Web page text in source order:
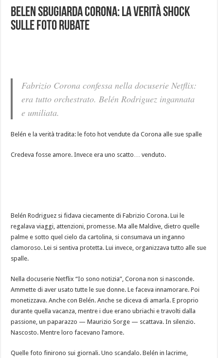
Belen sbugiarda Corona: la verità shock
sulle foto rubate
Fabrizio Corona confessa nella docuserie Netflix:
era tutto orchestrato. Belén Rodriguez ingannata
e umiliata.
Belén e la verità tradita: le foto hot vendute da Corona alle sue spalle
Credeva fosse amore. Invece era uno scatto… venduto.
Belén Rodriguez si fidava ciecamente di Fabrizio Corona. Lui le
regalava viaggi, attenzioni, promesse. Ma alle Maldive, dietro quelle
palme e sotto quel cielo da cartolina, si consumava un inganno
clamoroso. Lei si sentiva protetta. Lui invece, organizzava tutto alle sue
spalle.
Nella docuserie Netflix “Io sono notizia”, Corona non si nasconde.
Ammette di aver usato tutte le sue donne. Le faceva innamorare. Poi
monetizzava. Anche con Belén. Anche se diceva di amarla. E proprio
durante quella vacanza, mentre i due erano ubriachi e travolti dalla
passione, un paparazzo — Maurizio Sorge — scattava. In silenzio.
Nascosto. Mentre loro facevano l’amore.
Quelle foto finirono sui giornali. Uno scandalo. Belén in lacrime,